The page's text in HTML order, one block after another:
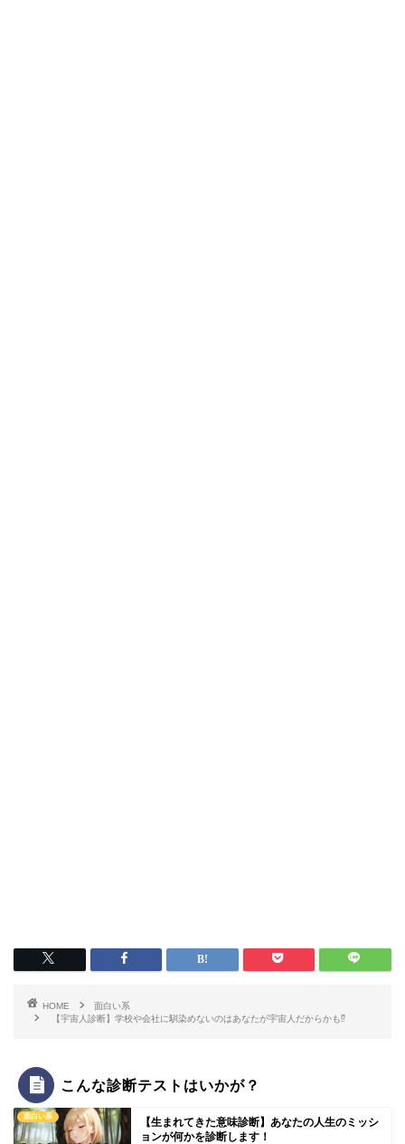
HOME
面白い系
【宇宙人診断】学校や会社に馴染めないのはあなたが宇宙人だからかも⁉
こんな診断テストはいかが？
面白い系
【生まれてきた意味診断】あなたの人生のミッシ
ョンが何かを診断します！